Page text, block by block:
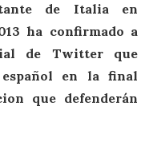
de Italia en
ha confirmado a
de Twitter que
en la final
que defenderán